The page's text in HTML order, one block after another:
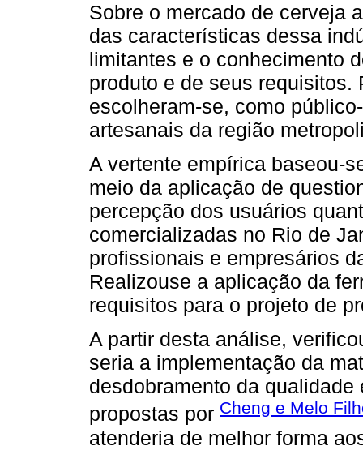
Sobre o mercado de cerveja
das características dessa
limitantes e o conhecimento
produto e de seus
escolheram-se, como
artesanais da região
A vertente empírica baseou-
meio da aplicação de
percepção dos usuários
comercializadas no Rio de
profissionais e empresários
Realizouse a aplicação da
requisitos para o projeto de
A partir desta análise,
seria a implementação da
desdobramento da
propostas por Cheng e Melo
atenderia de melhor forma